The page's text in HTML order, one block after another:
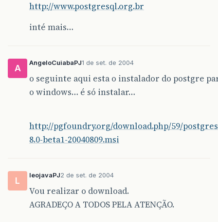
http://www.postgresql.org.br
inté mais…
A
AngeloCuiabaPJ1 de set. de 2004
o seguinte aqui esta o instalador do postgre
o windows… é só instalar…
http://pgfoundry.org/download.php/59/
8.0-beta1-20040809.msi
L
leojavaPJ2 de set. de 2004
Vou realizar o download.
AGRADEÇO A TODOS PELA ATENÇÃO.